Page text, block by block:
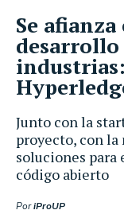
Junto con la
proyecto, con
soluciones para
código abierto
PoriProUP
Se